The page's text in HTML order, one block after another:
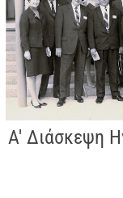
Α' Διάσκεψη